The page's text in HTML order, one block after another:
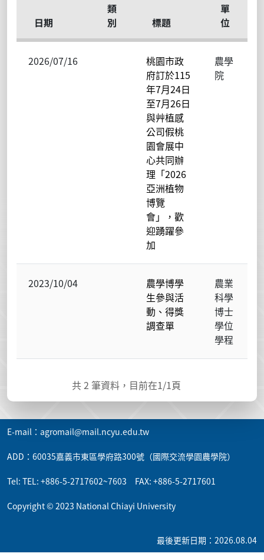
日期
類
別
標題
單
位
2026/07/16
桃園市政
府訂於115
年7月24日
至7月26日
與艸植感
公司假桃
園會展中
心共同辦
理「2026
亞洲植物
博覽
會」，歡
迎踴躍參
加
農學
院
2023/10/04
農學博學
生參與活
動、得獎
調查單
農業
科學
博士
學位
學程
共2 筆資料，目前在1/1頁
E-mail：agromail@mail.ncyu.edu.tw
ADD：60035嘉義市東區學府路300號（國際交流學園農學院）
Tel: TEL: +886-5-2717602~7603 FAX: +886-5-2717601
Copyright © 2023 National Chiayi University
最後更新日期：2026.08.04